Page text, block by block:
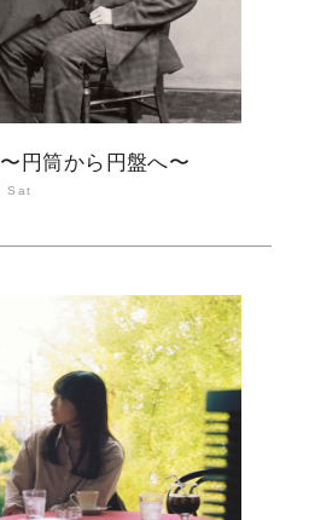
円筒から円盤へ〜
Sat